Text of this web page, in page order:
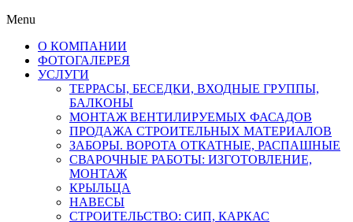
Menu
О КОМПАНИИ
ФОТОГАЛЕРЕЯ
УСЛУГИ
ТЕРРАСЫ, БЕСЕДКИ, ВХОДНЫЕ ГРУППЫ,
БАЛКОНЫ
МОНТАЖ ВЕНТИЛИРУЕМЫХ ФАСАДОВ
ПРОДАЖА СТРОИТЕЛЬНЫХ МАТЕРИАЛОВ
ЗАБОРЫ. ВОРОТА ОТКАТНЫЕ, РАСПАШНЫЕ
СВАРОЧНЫЕ РАБОТЫ: ИЗГОТОВЛЕНИЕ,
МОНТАЖ
КРЫЛЬЦА
НАВЕСЫ
СТРОИТЕЛЬСТВО: СИП, КАРКАС